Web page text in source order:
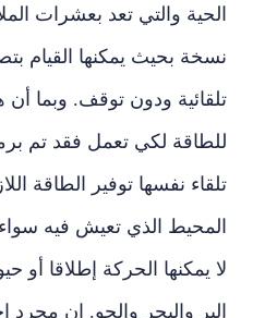
الحية والتي تعد بعشرات
نسخة بحيث يمكنها القيام
تلقائية ودون توقف. وبما أن
للطاقة لكي تعمل فقد تم
تلقاء نفسها توفير الطاقة
المحيط الذي تعيش فيه سواء
لا يمكنها الحركة إطلاقا
البر والبحر والجو. إن مجرد